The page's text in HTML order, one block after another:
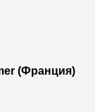
(Франция)